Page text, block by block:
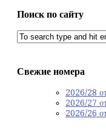
Поиск по сайту
Свежие номера
2026/28
2026/27
2026/26